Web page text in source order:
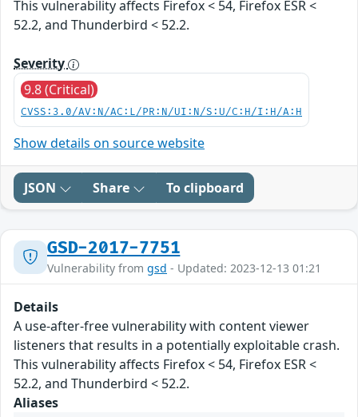
This vulnerability affects Firefox < 54, Firefox ESR <
52.2, and Thunderbird < 52.2.
Severity
9.8 (Critical)
CVSS:3.0/AV:N/AC:L/PR:N/UI:N/S:U/C:H/I:H/A:H
Show details on source website
JSON Share To clipboard
GSD-2017-7751
Vulnerability from gsd - Updated: 2023-12-13 01:21
Details
A use-after-free vulnerability with content viewer
listeners that results in a potentially exploitable crash.
This vulnerability affects Firefox < 54, Firefox ESR <
52.2, and Thunderbird < 52.2.
Aliases